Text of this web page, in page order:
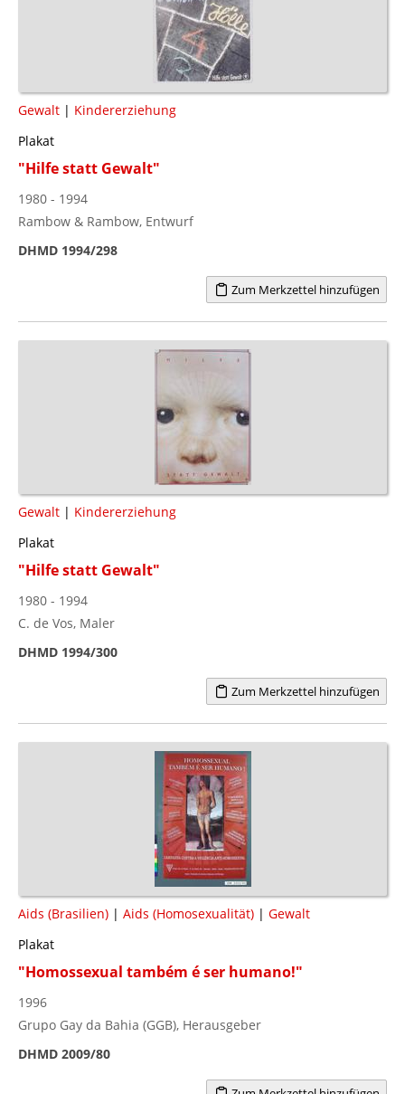
Gewalt | Kindererziehung
Plakat
"Hilfe statt Gewalt"
1980 - 1994
Rambow & Rambow, Entwurf
DHMD 1994/298
Zum Merkzettel hinzufügen
Gewalt | Kindererziehung
Plakat
"Hilfe statt Gewalt"
1980 - 1994
C. de Vos, Maler
DHMD 1994/300
Zum Merkzettel hinzufügen
Aids (Brasilien) | Aids (Homosexualität) | Gewalt
Plakat
"Homossexual também é ser humano!"
1996
Grupo Gay da Bahia (GGB), Herausgeber
DHMD 2009/80